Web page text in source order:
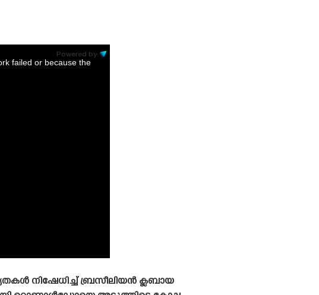
Powered by:
failed or because the
നിഷേധിച്ച് ബ്രസീലിയൻ ക്ലബായ